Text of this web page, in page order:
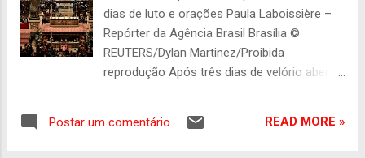
padre) que o “menino” seria bispo e papa.
Orani hoje é cardeal arcebispo do Rio de
Janeiro, apto a votar no próximo conclave (e
a ser votado). No entanto, pessoas ouvidas
pela Agência Brasil garantem que o religioso
escolhido, mas sempre faz questão de fal...
dias de luto e orações Paula Laboissière –
Repórter da Agência Brasil Brasília ©
REUTERS/Dylan Martinez/Proibida
reprodução Após três dias de velório aberto
manhã deste sábado (26), a Missa de
Postar um comentário READ MORE »